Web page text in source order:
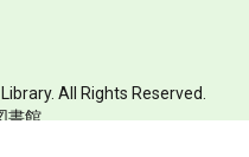
All Rights Reserved.